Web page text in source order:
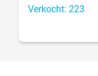
Verkocht: 223